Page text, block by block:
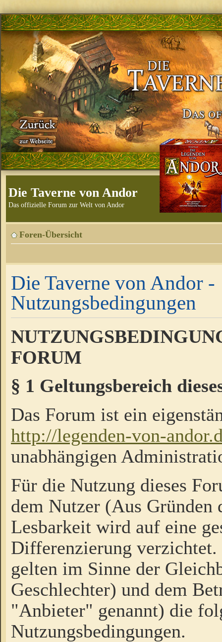
Die Taverne von Andor
Das offizielle Forum zur Welt von Andor
Foren-Übersicht
Die Taverne von Andor -
Nutzungsbedingungen
FORUM
§ 1 Geltungsbereich
Das Forum ist ein
http://legenden-von-
unabhängigen
Für die Nutzung dieses
dem Nutzer (Aus Gründen
Lesbarkeit wird auf eine
Differenzierung
gelten im Sinne der
Geschlechter) und dem
"Anbieter" genannt) die
Nutzungsbedingungen.